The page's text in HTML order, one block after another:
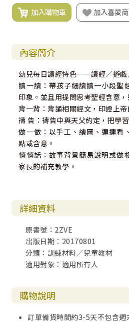
加入購物車 加入喜愛
內容簡介
幼兒每日讀經特色──讀經／遊戲
讀一讀：帶孩子細讀讀一小段聖
印象。並且用提問思考聖經含意，
背一背：背誦相關經文，印證上帝
禱 告：禱告中與天父約定，把學
做一做：以手工、繪圖、連連看
點或含意。
悄悄話：故事背景簡易說明或做
家長的補充教學。
詳細資料
原書號：2ZVE
出版日期：20170801
分類：訓練材料／兒童教材
適用對象：適用所有人
購物說明
訂單備貨時間約3-5天不包含